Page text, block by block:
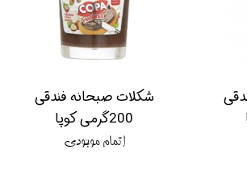
شکلات صبحانه فندقی
200گرمی کوپا
اتمام موجودی